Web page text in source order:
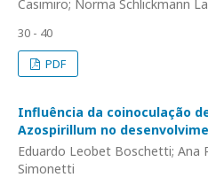
Casimiro; Norma Schlickmann
30 - 40
PDF
Influência da coinoculação
Azospirillum no
Eduardo Leobet Boschetti; Ana
Simonetti